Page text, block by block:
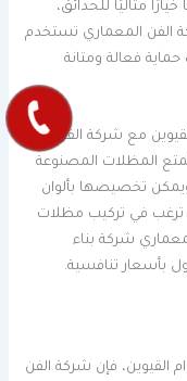
مثاليًا للحدائق،
الفن المعماري تستخدم
فعالة ومتانة
مع شركة الفن
المظلات المصنوعة
ويمكن تخصيصها بألوان
ترغب في تركيب مظلات
شركة بناء
بأسعار تنافسية.
فإن شركة الفن